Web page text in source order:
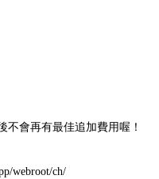
不會再有最佳追加費用喔！
webroot/ch/